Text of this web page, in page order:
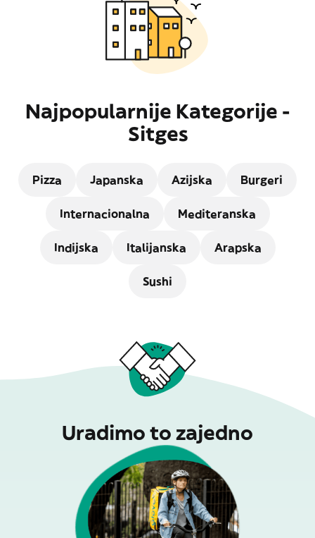
Najpopularnije Kategorije -
Sitges
Pizza Japanska Azijska Burgeri
Internacionalna Mediteranska
Indijska Italijanska Arapska
Sushi
Uradimo to zajedno